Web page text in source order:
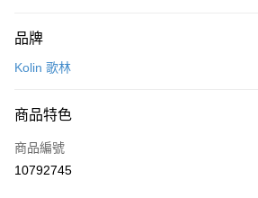
台灣樂天信用卡公司
玉山商業銀行
台灣樂天信用卡公司
相關說明
1.本服務由台灣大哥大提供，台灣大哥大用戶可立
2.付款方式選擇「大哥付你分期」，訂單成立後會
ATM付款
品牌
Kolin 歌林
商品特色
商品編號
10792745